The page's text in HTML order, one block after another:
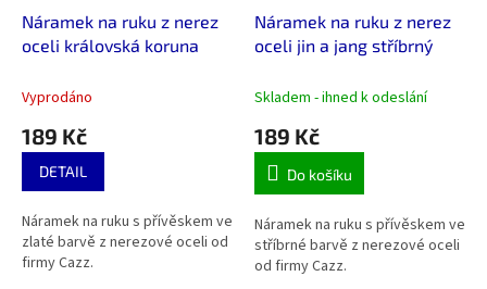
Náramek na ruku z nerez
oceli královská koruna
Vyprodáno
189 Kč
DETAIL
Náramek na ruku s přívěskem ve
zlaté barvě z nerezové oceli od
firmy Cazz.
Náramek na ruku z nerez
oceli jin a jang stříbrný
Skladem - ihned k odeslání
189 Kč
Do košíku
Náramek na ruku s přívěskem ve
stříbrné barvě z nerezové oceli
od firmy Cazz.